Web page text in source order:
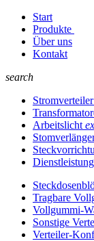
Start
Produkte
Über uns
Kontakt
search
Stromverteiler
Arbeitslicht
Tragbare
Vollgummi-
Sonstige
Verteiler-